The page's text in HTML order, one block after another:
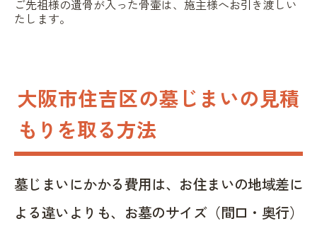
ご先祖様の遺骨が入った骨壷は、施主様へお引き渡しい
たします。
大阪市住吉区の墓じまいの見積
もりを取る方法
墓じまいにかかる費用は、お住まいの地域差に
よる違いよりも、お墓のサイズ（間口・奥行）